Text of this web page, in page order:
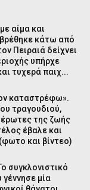
αίμα και
κάτω από
Πειραιά δείχνει
υπήρχε
τυχερά παιχ...
καταστρέφω».
τραγουδιού,
έρωτες της ζωής
έβαλε και
και βίντεο)
συγκλονιστικό
μία